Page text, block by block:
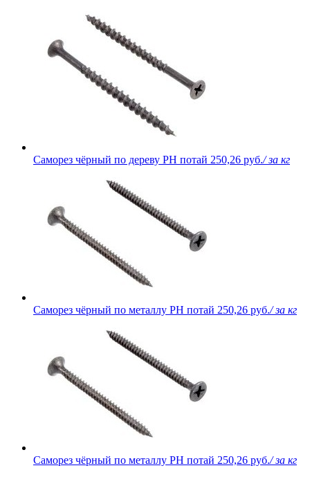
Саморез чёрный по дереву PH потай 250,26 руб./ за кг
Саморез чёрный по металлу PH потай 250,26 руб./ за кг
Саморез чёрный по металлу PH потай 250,26 руб./ за кг